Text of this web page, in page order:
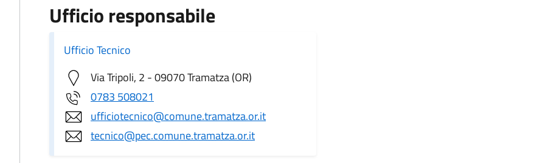
Ufficio responsabile
Ufficio Tecnico
Via Tripoli, 2 - 09070 Tramatza (OR)
0783 508021
ufficiotecnico@comune.tramatza.or.it
tecnico@pec.comune.tramatza.or.it